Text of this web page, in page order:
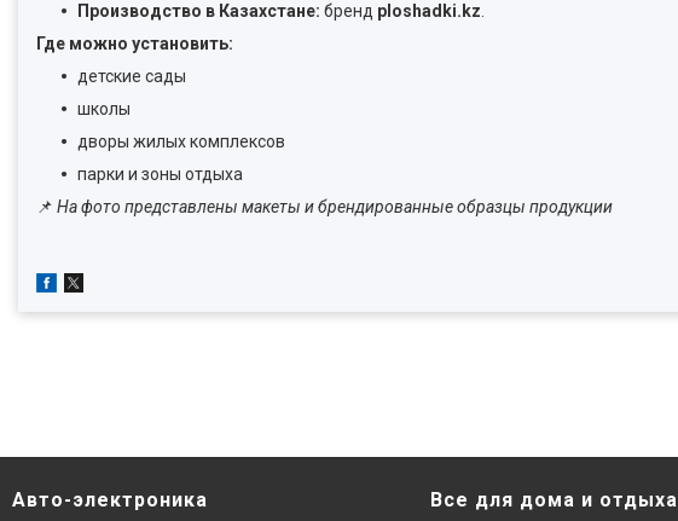
Производство в Казахстане: бренд ploshadki.kz
Где можно установить:
детские сады
школы
дворы жилых комплексов
парки и зоны отдыха
📌 На фото представлены макеты и брендированные образцы продукции
Авто-электроника Все для дома и отдыха